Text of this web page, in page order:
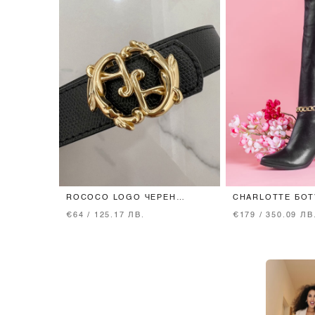
ROCOCO LOGO ЧЕРЕН
ТОКА
€64 / 125.17 ЛВ.
CHARLOTTE
€179 / 350.09 ЛВ.